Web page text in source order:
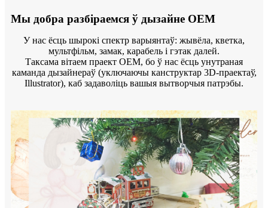
Мы добра разбіраемся ў дызайне OEM
У нас ёсць шырокі спектр варыянтаў: жывёла, кветка,
мультфільм, замак, карабель і гэтак далей.
Таксама вітаем праект OEM, бо ў нас ёсць унутраная
каманда дызайнераў (уключаючы канструктар 3D-праектаў,
Illustrator), каб задаволіць вашыя вытворчыя патрэбы.